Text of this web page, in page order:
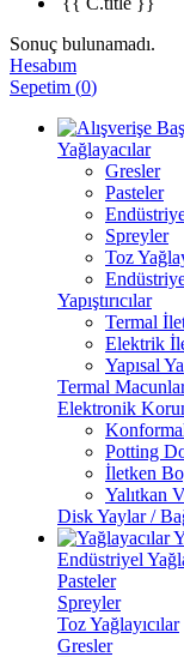
Sonuç bulunamadı.
Hesabım
Sepetim (0)
Yağlayacılar
Gresler
Pasteler
Spreyler
Toz
Yapıştırıcılar
Termal
Elektrik
Yapısal
Termal
Elektronik
Potting
İletken
Yalıtkan
Disk Yaylar /
Endüstriyel
Pasteler
Spreyler
Toz Yağlayıcılar
Gresler